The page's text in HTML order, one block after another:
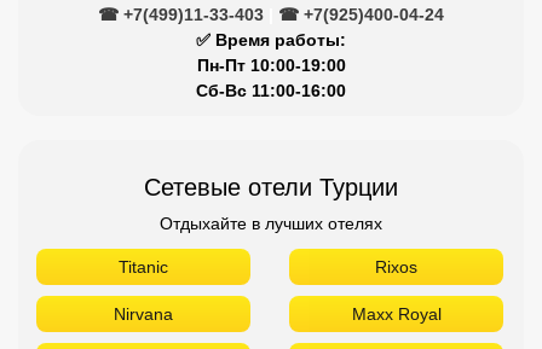
☎ +7(499)11-33-403
☎ +7(925)400-04-24
✅ Время работы:
Пн-Пт 10:00-19:00
Сб-Вс 11:00-16:00
Сетевые отели Турции
Отдыхайте в лучших отелях
Titanic Rixos
Nirvana Maxx Royal